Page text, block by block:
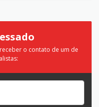
o contato de um de